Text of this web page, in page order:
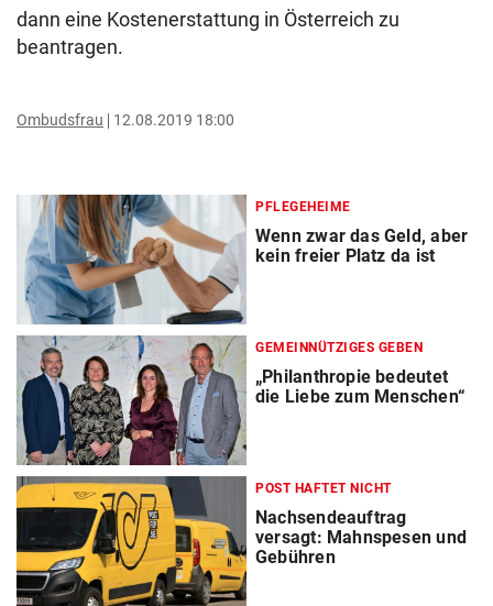
dann eine Kostenerstattung in Österreich zu
beantragen.
Ombudsfrau 12.08.2019 18:00
PFLEGEHEIME
Wenn zwar das Geld, aber
kein freier Platz da ist
GEMEINNÜTZIGES GEBEN
„Philanthropie bedeutet
die Liebe zum Menschen“
POST HAFTET NICHT
Nachsendeauftrag
versagt: Mahnspesen und
Gebühren